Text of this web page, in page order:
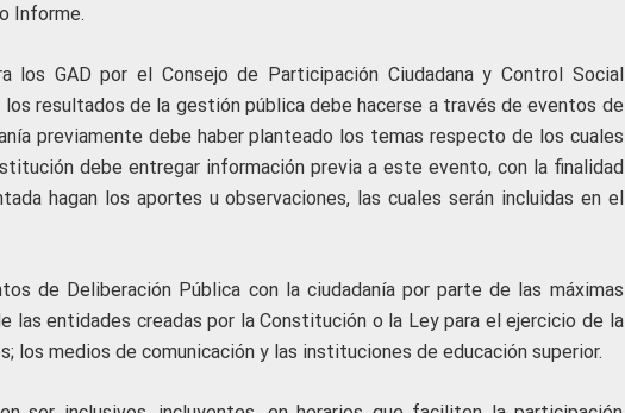
Informe.
los GAD por el Consejo de Participación Ciudadana y Control Social
resultados de la gestión pública debe hacerse a través de eventos de
previamente debe haber planteado los temas respecto de los cuales
debe entregar información previa a este evento, con la finalidad
hagan los aportes u observaciones, las cuales serán incluidas en el
de Deliberación Pública con la ciudadanía por parte de las máximas
las entidades creadas por la Constitución o la Ley para el ejercicio de la
los medios de comunicación y las instituciones de educación superior.